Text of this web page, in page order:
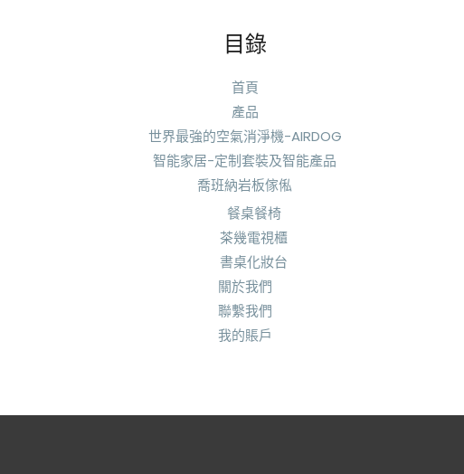
目錄
首頁
產品
世界最強的空氣消淨機-AIRDOG
智能家居-定制套裝及智能產品
喬班納岩板傢俬
餐桌餐椅
茶幾電視櫃
書桌化妝台
關於我們
聯繫我們
我的賬戶